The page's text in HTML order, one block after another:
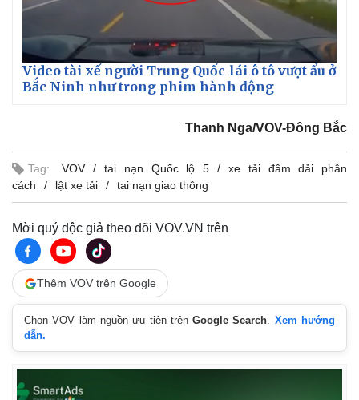
Quan sát
Cuộc sống đó đây
Hồ sơ
E-Magazine
Infographic
Video tài xế người Trung Quốc lái ô tô vượt ẩu ở
Bắc Ninh như trong phim hành động
Thanh Nga/VOV-Đông Bắc
Tag: VOV tai nạn Quốc lộ 5
xe tải đâm dải phân
cách
lật xe tải tai nạn giao thông
Mời quý độc giả theo dõi VOV.VN trên
Thêm VOV trên Google
Chọn VOV làm nguồn ưu tiên trênGoogle Search. Xem hướng
dẫn.